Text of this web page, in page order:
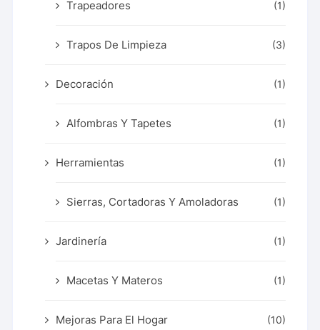
Trapeadores (1)
Trapos De Limpieza (3)
Decoración (1)
Alfombras Y Tapetes (1)
Herramientas (1)
Sierras, Cortadoras Y Amoladoras (1)
Jardinería (1)
Macetas Y Materos (1)
Mejoras Para El Hogar (10)